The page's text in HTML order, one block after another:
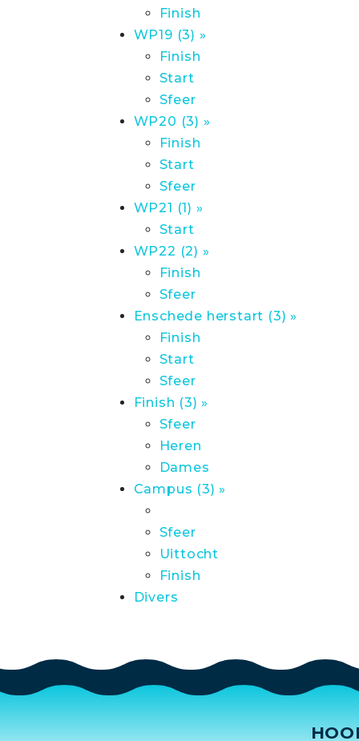
Finish
WP19 (3) »
Finish
Start
Sfeer
WP20 (3) »
Finish
Start
Sfeer
WP21 (1) »
Start
WP22 (2) »
Finish
Sfeer
Enschede herstart (3) »
Finish
Start
Sfeer
Finish (3) »
Sfeer
Heren
Dames
Campus (3) »
Sfeer
Uittocht
Finish
Divers